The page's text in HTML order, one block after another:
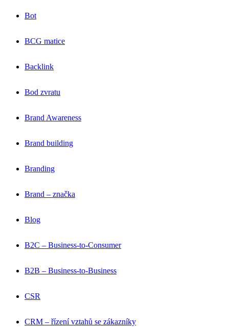
Bot
BCG matice
Backlink
Bod zvratu
Brand Awareness
Brand building
Branding
Brand – značka
Blog
B2C – Business-to-Consumer
B2B – Business-to-Business
CSR
CRM – řízení vztahů se zákazníky